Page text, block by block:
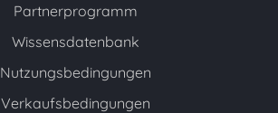
Partnerprogramm
Wissensdatenbank
Nutzungsbedingungen
Verkaufsbedingungen